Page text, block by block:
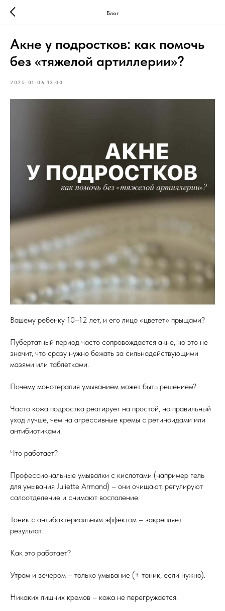
Блог
Акне у подростков: как помочь
без «тяжелой артиллерии»?
2025-01-06 13:00
Вашему ребенку 10–12 лет, и его лицо «цветет» прыщами?
Пубертатный период часто сопровождается акне, но это не
значит, что сразу нужно бежать за сильнодействующими
мазями или таблетками.
Почему монотерапия умыванием может быть решением?
Часто кожа подростка реагирует на простой, но правильный
уход лучше, чем на агрессивные кремы с ретиноидами или
антибиотиками.
Что работает?
Профессиональные умывалки с кислотами (например гель
для умывания Juliette Armand) – они очищают, регулируют
салоотделение и снимают воспаление.
Тоник с антибактериальным эффектом – закрепляет
результат.
Как это работает?
Утром и вечером – только умывание (+ тоник, если нужно).
Никаких лишних кремов – кожа не перегружается.